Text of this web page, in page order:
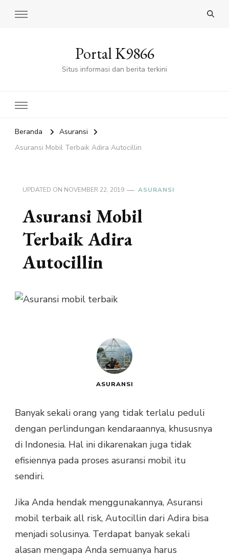
Portal K9866
Situs informasi dan berita terkini
Beranda
Asuransi
Asuransi Mobil Terbaik Adira Autocillin
UPDATED ON NOVEMBER 22, 2019 ASURANSI
Asuransi Mobil
Terbaik Adira
Autocillin
ASURANSI
Banyak sekali orang yang tidak terlalu peduli
dengan perlindungan kendaraannya, khususnya
di Indonesia. Hal ini dikarenakan juga tidak
efisiennya pada proses asuransi mobil itu
sendiri.
Jika Anda hendak menggunakannya, Asuransi
mobil terbaik all risk, Autocillin dari Adira bisa
menjadi solusinya. Terdapat banyak sekali
alasan mengapa Anda semuanya harus